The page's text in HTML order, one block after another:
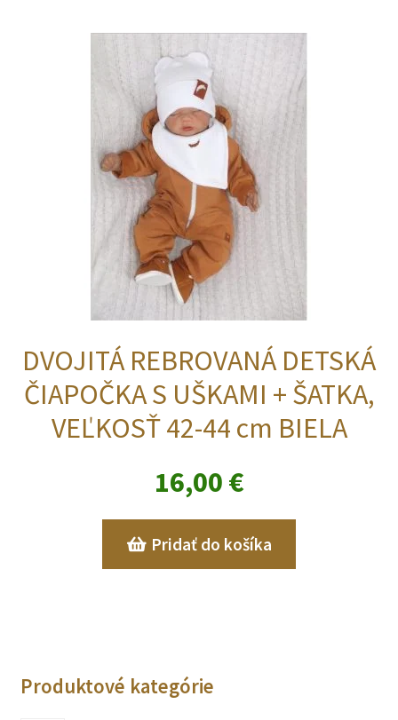
DVOJITÁ REBROVANÁ DETSKÁ
ČIAPOČKA S UŠKAMI + ŠATKA,
VEĽKOSŤ 42-44 cm BIELA
16,00 €
Pridať do košíka
Produktové kategórie